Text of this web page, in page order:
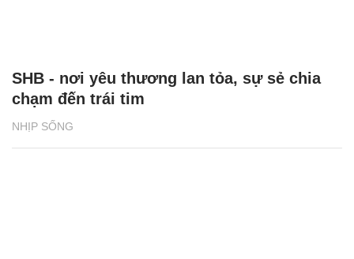
NHỊP SỐNG
SHB - nơi yêu thương lan tỏa, sự sẻ chia
chạm đến trái tim